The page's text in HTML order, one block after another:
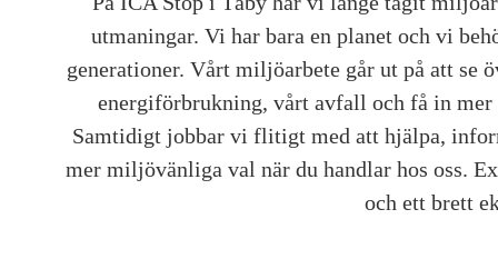
utmaningar. Vi har bara en planet och vi
generationer. Vårt miljöarbete går ut på att se
energiförbrukning, vårt avfall och få in
Samtidigt jobbar vi flitigt med att hjälpa,
mer miljövänliga val när du handlar hos oss.
och ett brett